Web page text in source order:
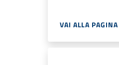
VAI ALLA PAGINA